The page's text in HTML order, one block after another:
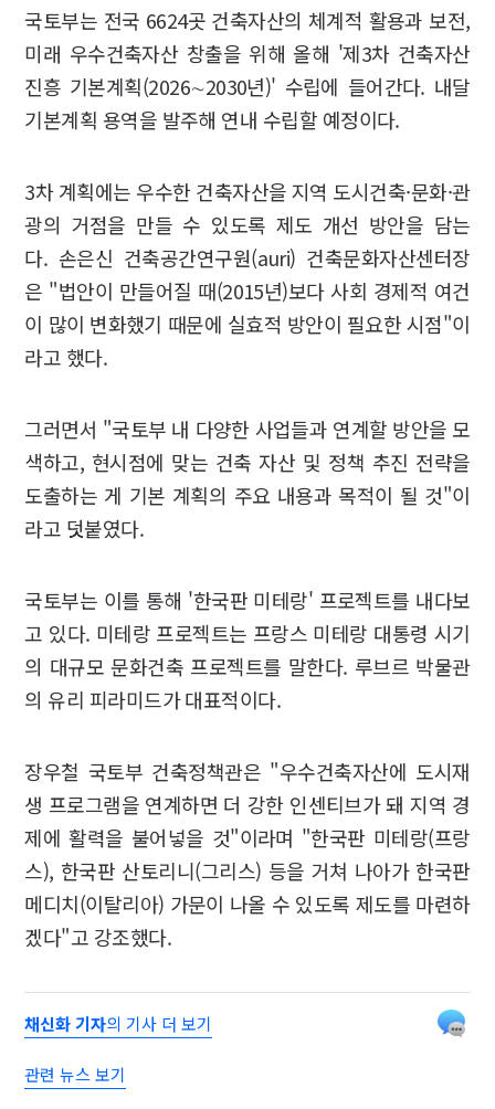
국토부는 전국 6624곳 건축자산의 체계적 활용과 보전,
미래 우수건축자산 창출을 위해 올해 '제3차 건축자산
진흥 기본계획(2026∼2030년)' 수립에 들어간다. 내달
기본계획 용역을 발주해 연내 수립할 예정이다.
3차 계획에는 우수한 건축자산을 지역 도시건축·문화·관
광의 거점을 만들 수 있도록 제도 개선 방안을 담는
다. 손은신 건축공간연구원(auri) 건축문화자산센터장
은 "법안이 만들어질 때(2015년)보다 사회 경제적 여건
이 많이 변화했기 때문에 실효적 방안이 필요한 시점"이
라고 했다.
그러면서 "국토부 내 다양한 사업들과 연계할 방안을 모
색하고, 현시점에 맞는 건축 자산 및 정책 추진 전략을
도출하는 게 기본 계획의 주요 내용과 목적이 될 것"이
라고 덧붙였다.
국토부는 이를 통해 '한국판 미테랑' 프로젝트를 내다보
고 있다. 미테랑 프로젝트는 프랑스 미테랑 대통령 시기
의 대규모 문화건축 프로젝트를 말한다. 루브르 박물관
의 유리 피라미드가 대표적이다.
장우철 국토부 건축정책관은 "우수건축자산에 도시재
생 프로그램을 연계하면 더 강한 인센티브가 돼 지역 경
제에 활력을 불어넣을 것"이라며 "한국판 미테랑(프랑
스), 한국판 산토리니(그리스) 등을 거쳐 나아가 한국판
메디치(이탈리아) 가문이 나올 수 있도록 제도를 마련하
겠다"고 강조했다.
채신화 기자의 기사 더 보기
관련 뉴스 보기